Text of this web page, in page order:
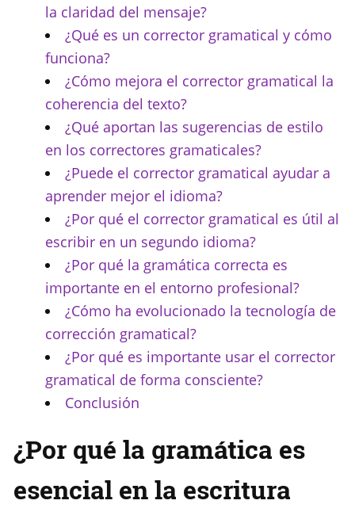
la claridad del mensaje?
¿Qué es un corrector gramatical y cómo
funciona?
¿Cómo mejora el corrector gramatical la
coherencia del texto?
¿Qué aportan las sugerencias de estilo
en los correctores gramaticales?
¿Puede el corrector gramatical ayudar a
aprender mejor el idioma?
¿Por qué el corrector gramatical es útil al
escribir en un segundo idioma?
¿Por qué la gramática correcta es
importante en el entorno profesional?
¿Cómo ha evolucionado la tecnología de
corrección gramatical?
¿Por qué es importante usar el corrector
gramatical de forma consciente?
Conclusión
¿Por qué la gramática es
esencial en la escritura